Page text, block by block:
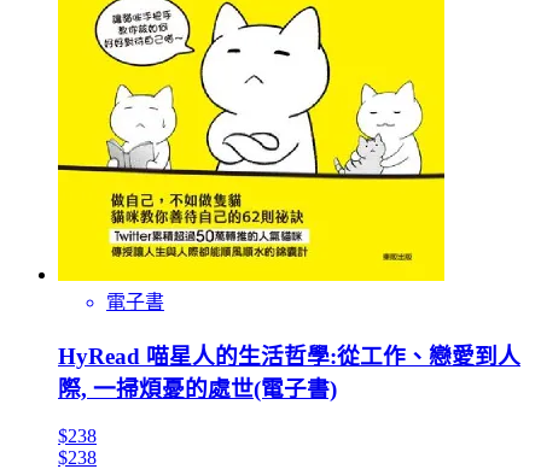
電子書
HyRead 喵星人的生活哲學:從工作、戀愛到人
際, 一掃煩憂的處世(電子書)
$238
$238